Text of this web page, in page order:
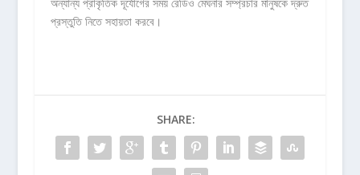
অন্যান্য প্রাকৃতিক দূর্যোগের সময় রেডিও মেঘনার সম্প্রচার মানুষকে দ্রুত
প্রস্তুতি নিতে সহায়তা করবে।
SHARE: